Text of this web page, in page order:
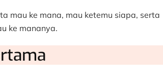
mau ke mana, mau ketemu siapa, serta
ke mananya.